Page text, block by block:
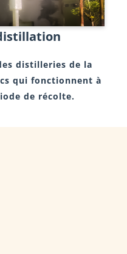
distilleries de la
qui fonctionnent à
de récolte.